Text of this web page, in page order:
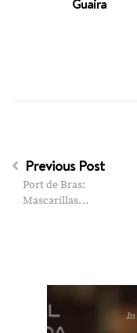
Guaira
Previous Post
Port de Bras:
Mascarillas…
In